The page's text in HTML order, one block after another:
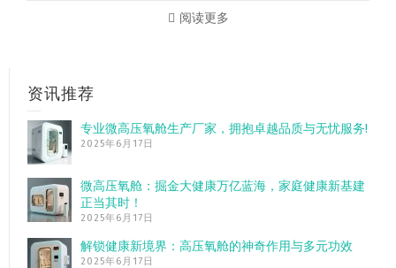
阅读更多
资讯推荐
专业微高压氧舱生产厂家，拥抱卓越品质与无忧服务!
2025年6月17日
微高压氧舱：掘金大健康万亿蓝海，家庭健康新基建
正当其时！
2025年6月17日
解锁健康新境界：高压氧舱的神奇作用与多元功效
2025年6月17日